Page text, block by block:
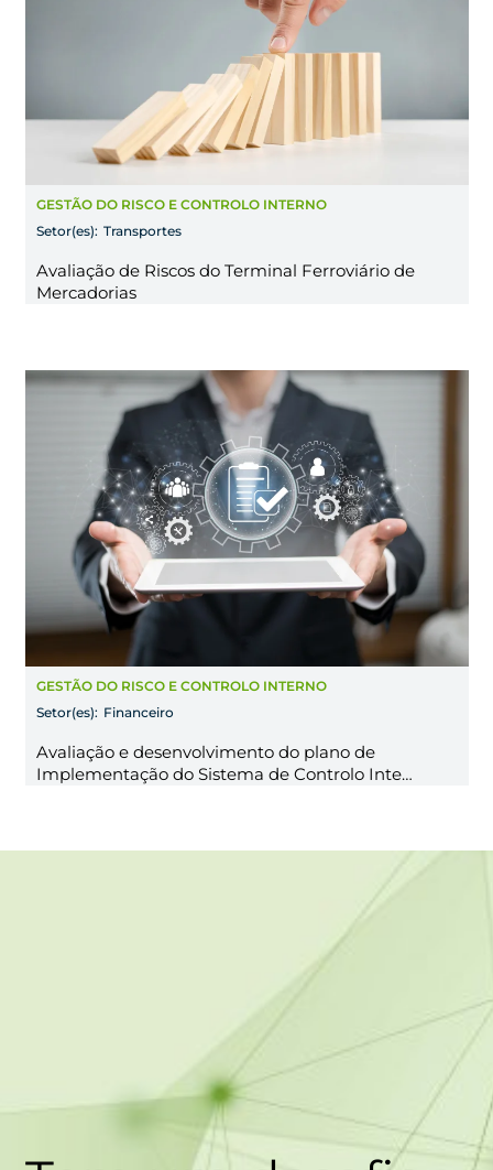
GESTÃO DO RISCO E CONTROLO INTERNO
Setor(es): Transportes
Avaliação de Riscos do Terminal Ferroviário de
Mercadorias
GESTÃO DO RISCO E CONTROLO INTERNO
Setor(es): Financeiro
Avaliação e desenvolvimento do plano de
Implementação do Sistema de Controlo Inte…